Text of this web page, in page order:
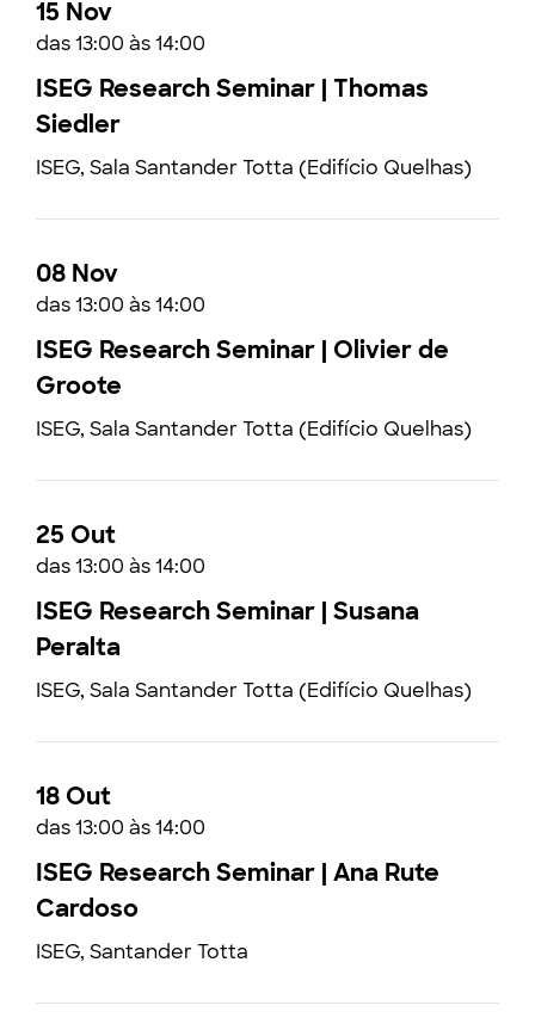
15 Nov
das 13:00 às 14:00
ISEG Research Seminar | Thomas
Siedler
ISEG, Sala Santander Totta (Edifício Quelhas)
08 Nov
das 13:00 às 14:00
ISEG Research Seminar | Olivier de
Groote
ISEG, Sala Santander Totta (Edifício Quelhas)
25 Out
das 13:00 às 14:00
ISEG Research Seminar | Susana
Peralta
ISEG, Sala Santander Totta (Edifício Quelhas)
18 Out
das 13:00 às 14:00
ISEG Research Seminar | Ana Rute
Cardoso
ISEG, Santander Totta